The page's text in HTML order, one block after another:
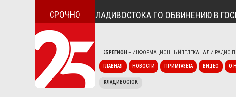
25 РЕГИОН — ИНФОРМАЦИОННЫЙ ТЕЛЕКАНАЛ И РАДИО
ГЛАВНАЯ НОВОСТИ ПРИМГАЗЕТА ВИДЕО О
ВЛАДИВОСТОК
СРОЧНО
И ВЛАДИВОСТОКА ПО ОБВИНЕНИЮ В ГОСИЗМЕНЕ